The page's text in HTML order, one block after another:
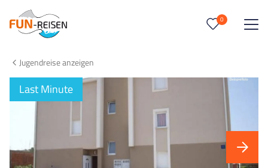
0
Keine Reisen auf der Merkliste
Jugendreise anzeigen
Last Minute